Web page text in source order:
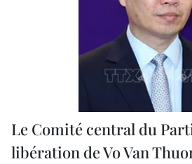
Le Comité central du
libération de Vo Van